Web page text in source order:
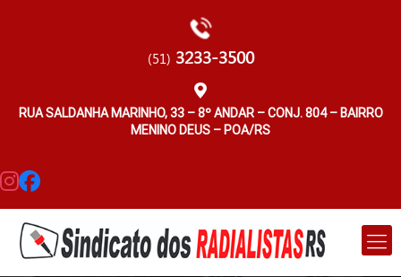
(51) 3233-3500
RUA SALDANHA MARINHO, 33 – 8º ANDAR – CONJ. 804 – BAIRRO
MENINO DEUS – POA/RS